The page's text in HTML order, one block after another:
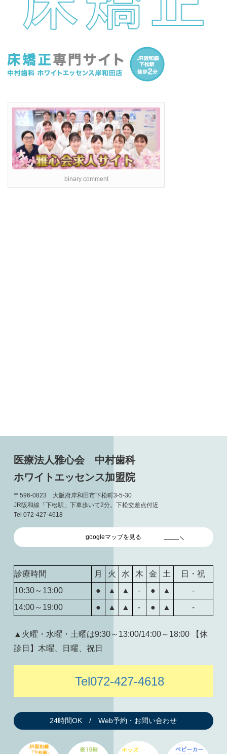
binary comment
医療法人雅心会 中村歯科
ホワイトエッセンス加盟院
〒596-0823 大阪府岸和田市下松町3-5-30
JR阪和線「下松駅」下車歩いて2分。下松交差点付近
Tel 072-427-4618
googleマップを見る
診療時間 月 火 水 木 金 土
日・祝
10:30～13:00
● ▲ ▲ - ● ▲
-
14:00～19:00
● ▲ ▲ - ● ▲ -
▲火曜・水曜・土曜は9:30～13:00/14:00～18:00 【休
診日】木曜、日曜、祝日
Tel072-427-4618
24時間OK / Web予約・お問い合わせ